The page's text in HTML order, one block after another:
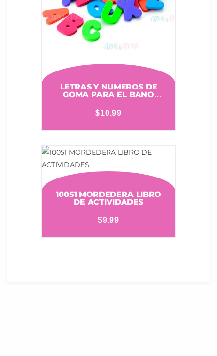
LETRAS Y NUMEROS DE
GOMA PARA EL BANO
MUNCHKIN 11020
$10.99
10051 MORDEDERA LIBRO
DE ACTIVIDADES
$9.99